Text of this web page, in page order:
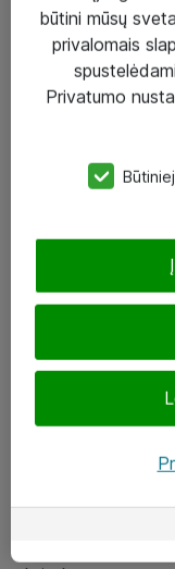
Įgyvendinti projektai
Atea ekspertų
eShop@atea.lt
LinkedIn
būtini mūsų
privalomais
Privatumo